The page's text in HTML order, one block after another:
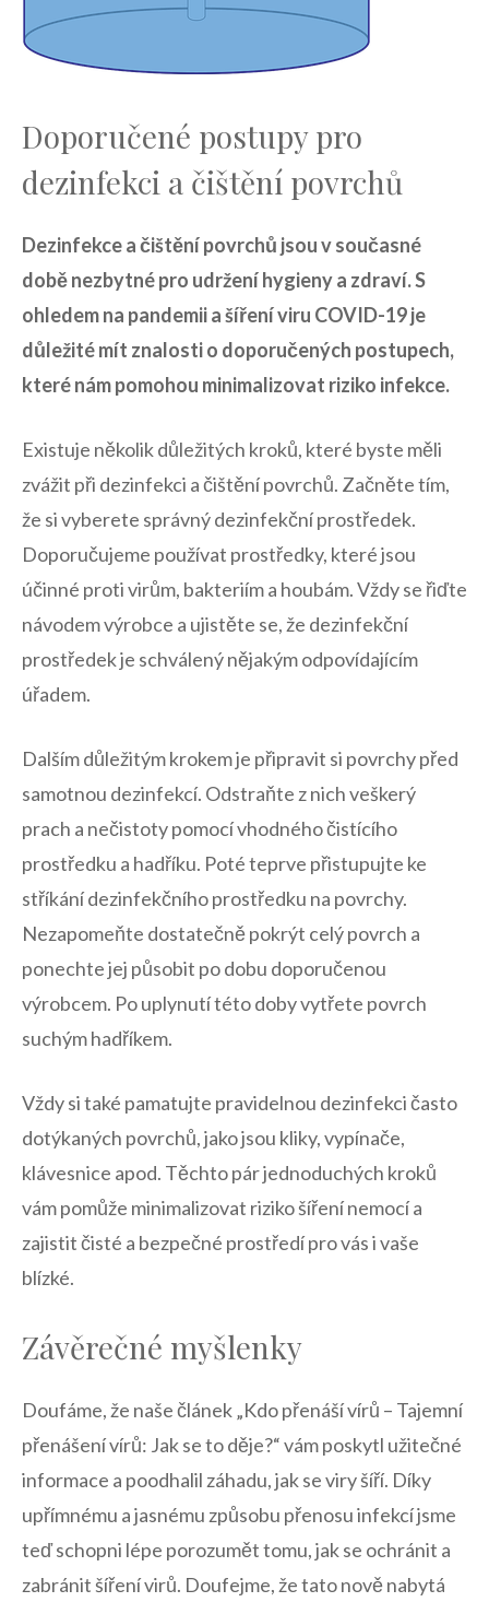
Doporučené postupy pro
dezinfekci a ‌čištění‍ povrchů
Dezinfekce a čištění ⁣povrchů jsou v současné
době nezbytné pro udržení hygieny a zdraví. ⁤S
ohledem na pandemii ​a šíření viru COVID-19 je
důležité mít znalosti o doporučených postupech,
které ​nám pomohou minimalizovat riziko infekce.
Existuje několik důležitých kroků, které byste měli‌
zvážit při dezinfekci⁤ a čištění povrchů. Začněte tím,
že si vyberete správný dezinfekční prostředek.
Doporučujeme používat prostředky, které⁣ jsou
účinné proti virům, bakteriím a houbám. Vždy se řiďte
​návodem výrobce a ujistěte se, že dezinfekční
prostředek je schválený nějakým odpovídajícím
‍úřadem.
Dalším ⁣důležitým krokem ​je připravit si povrchy před
samotnou dezinfekcí. Odstraňte‍ z nich veškerý
prach a nečistoty pomocí ⁢vhodného čistícího
prostředku‌ a ‌hadříku. Poté teprve přistupujte ‌ke
stříkání dezinfekčního ⁣prostředku na povrchy.
Nezapomeňte dostatečně pokrýt celý povrch a
ponechte jej působit po dobu doporučenou
výrobcem. Po uplynutí ⁣této doby vytřete povrch
suchým hadříkem.
Vždy si také pamatujte pravidelnou dezinfekci⁢ často
dotýkaných povrchů, jako jsou kliky, ‍vypínače,
klávesnice apod. Těchto pár‍ jednoduchých kroků
vám pomůže minimalizovat riziko šíření nemocí​ a
zajistit čisté ⁣a bezpečné prostředí pro vás i vaše
blízké.
Závěrečné myšlenky
Doufáme, že naše ‌článek „Kdo‌ přenáší vírů – Tajemní
přenášení vírů: Jak se to děje?“ vám poskytl užitečné
informace a ⁤poodhalil ⁣záhadu, jak se viry šíří. ⁣Díky
‍upřímnému a jasnému způsobu přenosu infekcí jsme⁣
teď⁣ schopni ‍lépe porozumět tomu,⁣ jak se‍ ochránit a
zabránit šíření virů. Doufejme, že ​tato nově nabytá